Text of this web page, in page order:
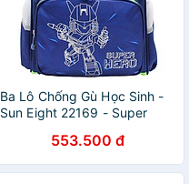
Ba Lô Chống Gù Học Sinh -
Sun Eight 22169 - Super
553.500 đ